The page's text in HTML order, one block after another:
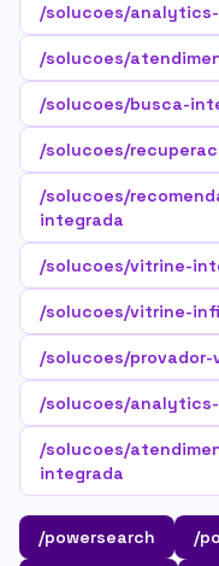
/solucoes/
/solucoes/
/solucoes/busca-
/solucoes/
/solucoes/
integrada
/solucoes/vitrine-
/solucoes/vitrine-
/solucoes/
/solucoes/
/solucoes/
integrada
/powersearch /